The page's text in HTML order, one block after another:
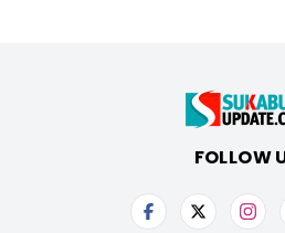
FOLLOW